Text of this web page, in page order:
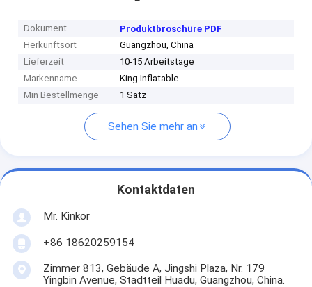
Dokument
Produktbroschüre PDF
Herkunftsort
Guangzhou, China
Lieferzeit
10-15 Arbeitstage
Markenname
King Inflatable
Min Bestellmenge
1 Satz
Sehen Sie mehr an
Kontaktdaten
Mr. Kinkor
+86 18620259154
Zimmer 813, Gebäude A, Jingshi Plaza, Nr. 179
Yingbin Avenue, Stadtteil Huadu, Guangzhou, China.